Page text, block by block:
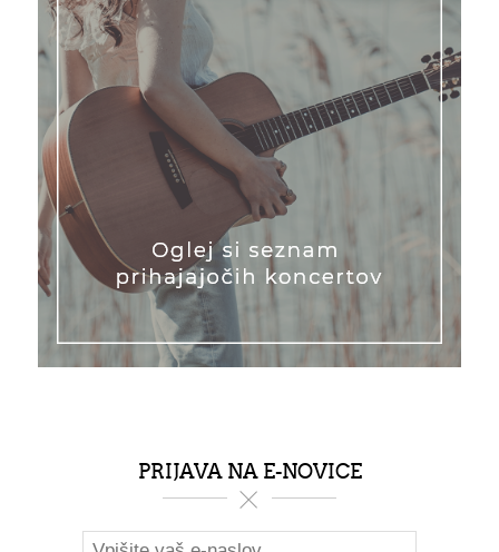
PRIJAVA NA E-NOVICE